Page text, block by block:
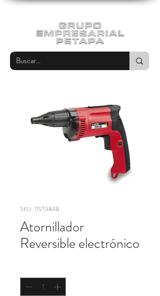
SKU: 11ST384B
Atornillador
Reversible electrónico